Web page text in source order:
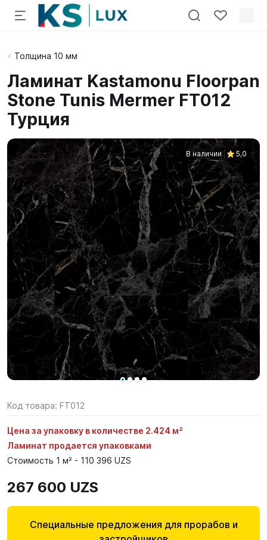
Толщина 10 мм
Ламинат Kastamonu Floorpan
Stone Tunis Mermer FT012
Турция
В наличии 5,0
Код товара: FT012
Цена за упаковку в количестве 2.424 м²
Ламинат продается упаковками
Стоимость 1 м² - 110 396 UZS
267 600 UZS
Специальные предложения для прорабов и